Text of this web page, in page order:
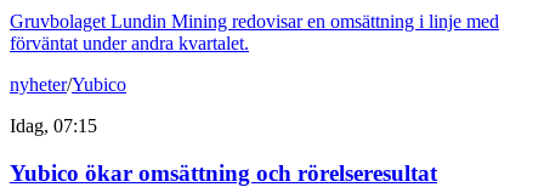
Gruvbolaget Lundin Mining redovisar en omsättning i linje med
förväntat under andra kvartalet.
nyheter/Yubico
Idag, 07:15
Yubico ökar omsättning och rörelseresultat